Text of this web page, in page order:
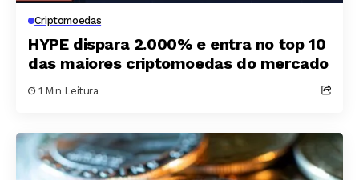
Criptomoedas
HYPE dispara 2.000% e entra no top 10
das maiores criptomoedas do mercado
1 Min Leitura